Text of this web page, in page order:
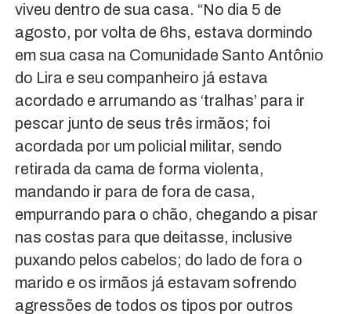
viveu dentro de sua casa. “No dia 5 de
agosto, por volta de 6hs, estava dormindo
em sua casa na Comunidade Santo Antônio
do Lira e seu companheiro já estava
acordado e arrumando as ‘tralhas’ para ir
pescar junto de seus três irmãos; foi
acordada por um policial militar, sendo
retirada da cama de forma violenta,
mandando ir para de fora de casa,
empurrando para o chão, chegando a pisar
nas costas para que deitasse, inclusive
puxando pelos cabelos; do lado de fora o
marido e os irmãos já estavam sofrendo
agressões de todos os tipos por outros